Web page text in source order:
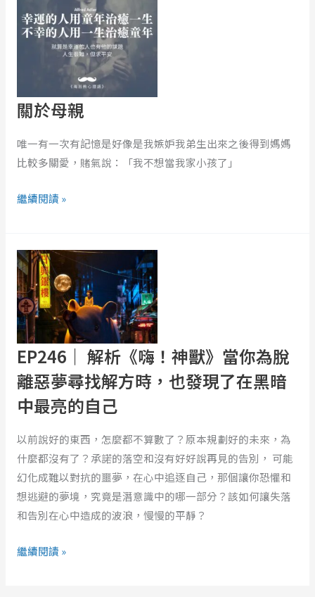
關於母親
唯一有一次有記憶是好像是我嫉妒我弟生出來之後得到媽媽
比較多關愛，賭氣說：「我不想當我家小孩了」
繼續閱讀 »
EP246｜ 解析《嗨！神獸》當你為脫
離惡夢尋找解方時，也發現了在黑暗
中最亮的自己
以前說好的東西，怎麼都不算數了？原本規劃好的未來，為
什麼都沒有了？承諾的落空和沒有好好說再見的告別， 可能
幻化成難以對抗的噩夢，在心中追逐自己，那個讓你恐懼和
想逃避的夢境，究竟是潛意識中的哪一部分？該如何讓失落
和告別在心中造成的波浪，慢慢的平靜？
｜
解
析
《嗨！
神
獸》
當
你
為
脫
離
惡
夢
尋
解
繼續閱讀 »